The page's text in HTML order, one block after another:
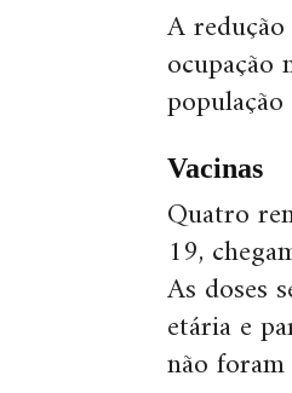
A
ocupação
Vacinas
Quatro
19,
As doses
etária e
não